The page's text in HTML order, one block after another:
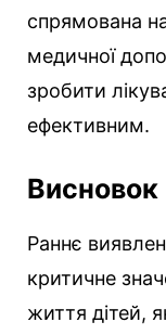
спрямована
медичної
зробити
ефективним.
Висновок
Раннє
критичне
життя дітей,